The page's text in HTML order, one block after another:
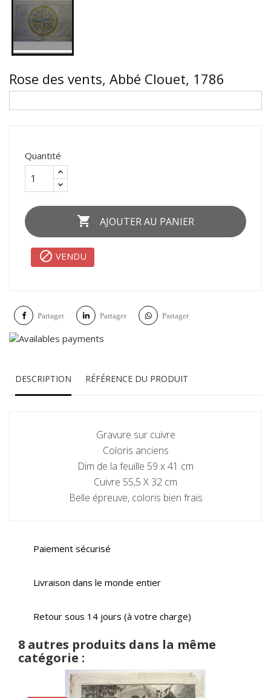
Rose des vents, Abbé Clouet, 1786
Quantité
 AJOUTER AU PANIER
 VENDU
Partager Partager Partager
DESCRIPTION RÉFÉRENCE DU PRODUIT
Gravure sur cuivre
Coloris anciens
Dim de la feuille 59 x 41 cm
Cuivre 55,5 X 32 cm
Belle épreuve, coloris bien frais
Paiement sécurisé
Livraison dans le monde entier
Retour sous 14 jours (à votre charge)
8 autres produits dans la même
catégorie :